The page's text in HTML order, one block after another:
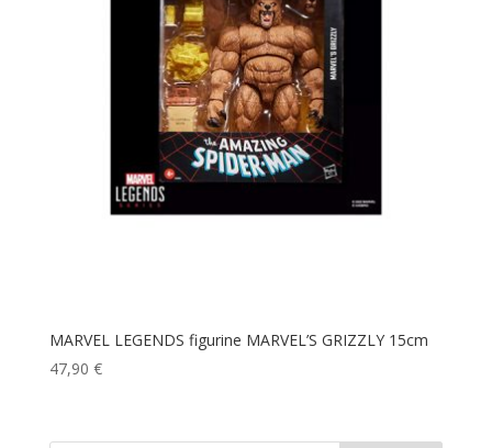
MARVEL LEGENDS figurine MARVEL’S GRIZZLY 15cm
47,90 €